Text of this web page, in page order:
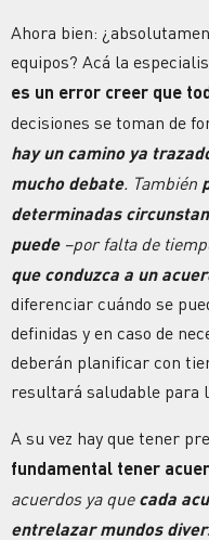
Ahora bien:
equipos? Acá la
es un error creer que
decisiones se toman de
hay un camino ya
mucho debate. También
determinadas
puede–por falta de
que conduzca a un
diferenciar cuándo se
definidas y en caso de
deberán planificar con
resultará saludable para
A su vez hay que tener
fundamental tener
acuerdos ya que cada
entrelazar mundos